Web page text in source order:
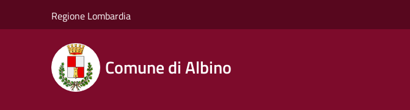
Regione Lombardia
Comune di Albino